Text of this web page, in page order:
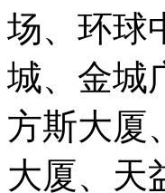
场、环球
城、金城
方斯大厦
大厦、天